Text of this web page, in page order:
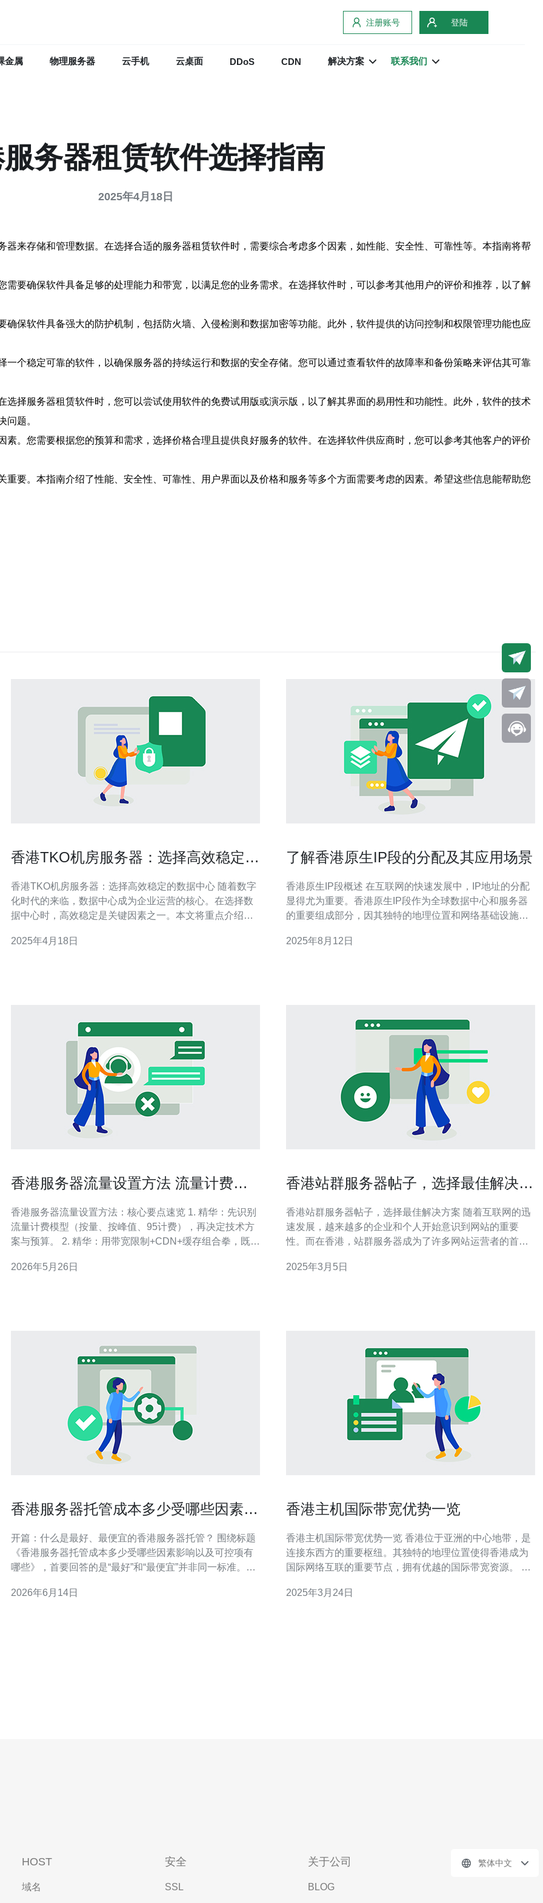
注册账号 登陆
金属 物理服务器 云手机 云桌面 DDoS CDN 解决方案 联系我们
务器租赁软件选择指南
2025年4月18日
来存储和管理数据。在选择合适的服务器租赁软件时，需要综合考虑多个因素，如性能、安全性、可靠性等。本指南将帮
要确保软件具备足够的处理能力和带宽，以满足您的业务需求。在选择软件时，可以参考其他用户的评价和推荐，以了解
保软件具备强大的防护机制，包括防火墙、入侵检测和数据加密等功能。此外，软件提供的访问控制和权限管理功能也应
个稳定可靠的软件，以确保服务器的持续运行和数据的安全存储。您可以通过查看软件的故障率和备份策略来评估其可靠
择服务器租赁软件时，您可以尝试使用软件的免费试用版或演示版，以了解其界面的易用性和功能性。此外，软件的技术
问题。
。您需要根据您的预算和需求，选择价格合理且提供良好服务的软件。在选择软件供应商时，您可以参考其他客户的评价
要。本指南介绍了性能、安全性、可靠性、用户界面以及价格和服务等多个方面需要考虑的因素。希望这些信息能帮助您
香港TKO机房服务器：选择高效稳定的
香港TKO机房服务器：选择高效稳定的数据中心 随着数字
化时代的来临，数据中心成为企业运营的核心。在选择数
据中心时，高效稳定是关键因素之一。本文将重点介绍香
的最佳选择。 香港TKO机房服务器以其高效的性能而闻
2025年4月18日
了解香港原生IP段的分配及其应用场景
香港原生IP段概述 在互联网的快速发展中，IP地址的分配
显得尤为重要。香港原生IP段作为全球数据中心和服务器
的重要组成部分，因其独特的地理位置和网络基础设施而
能够提高网站的访问速度，还能在用户体验上取得优势。
2025年8月12日
香港服务器流量设置方法 流量计费优
香港服务器流量设置方法：核心要点速览 1. 精华：先识别
流量计费模型（按量、按峰值、95计费），再决定技术方
案与预算。 2. 精华：用带宽限制+CDN+缓存组合拳，既保
低超额计费风险的底线，建议30分钟粒度起步。 本文面向
2026年5月26日
香港站群服务器帖子，选择最佳解决方
香港站群服务器帖子，选择最佳解决方案 随着互联网的迅
速发展，越来越多的企业和个人开始意识到网站的重要
性。而在香港，站群服务器成为了许多网站运营者的首
为了一个问题。本文将为您介绍香港站群服务器的选择最
2025年3月5日
香港服务器托管成本多少受哪些因素影
开篇：什么是最好、最便宜的香港服务器托管？ 围绕标题
《香港服务器托管成本多少受哪些因素影响以及可控项有
哪些》，首要回答的是“最好”和“最便宜”并非同一标准。对
是带有高质量网络互联和SLA的托管或云主机；而最便宜
2026年6月14日
香港主机国际带宽优势一览
香港主机国际带宽优势一览 香港位于亚洲的中心地带，是
连接东西方的重要枢纽。其独特的地理位置使得香港成为
国际网络互联的重要节点，拥有优越的国际带宽资源。 香
络和先进的数据中心。这些设施的卓越性能保证了高速、
2025年3月24日
HOST
域名
安全
SSL
关于公司
BLOG
繁体中文